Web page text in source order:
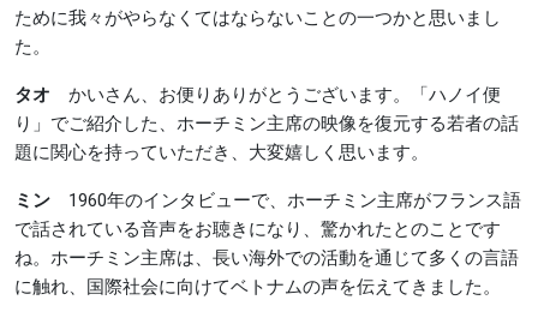
ために我々がやらなくてはならないことの一つかと思いまし
た。
タオ かいさん、お便りありがとうございます。「ハノイ便
り」でご紹介した、ホーチミン主席の映像を復元する若者の話
題に関心を持っていただき、大変嬉しく思います。
ミン 1960年のインタビューで、ホーチミン主席がフランス語
で話されている音声をお聴きになり、驚かれたとのことです
ね。ホーチミン主席は、長い海外での活動を通じて多くの言語
に触れ、国際社会に向けてベトナムの声を伝えてきました。